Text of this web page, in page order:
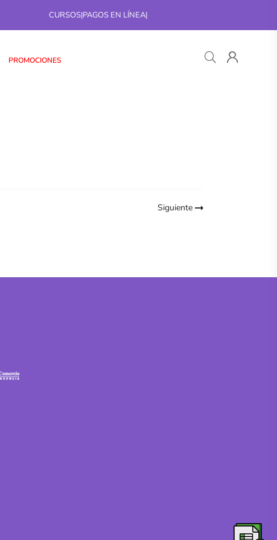
CURSOS|PAGOS EN LÍNEA|
PROMOCIONES
Siguiente